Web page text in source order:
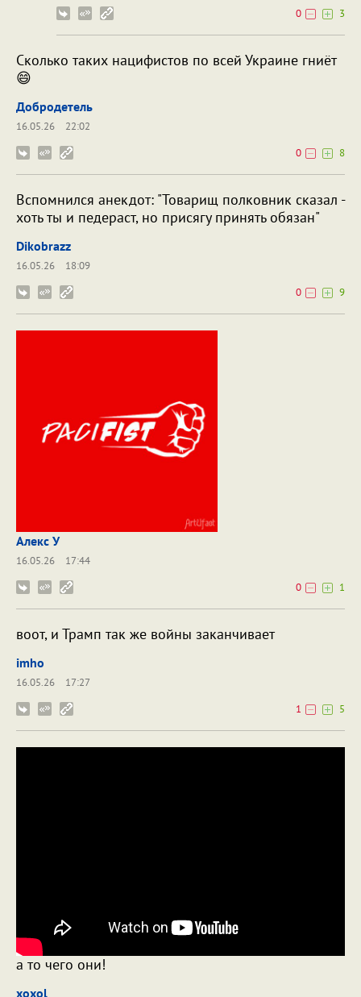
0
3
Сколько таких нацифистов по всей Украине гниёт
😄
Добродетель
16.05.26
22:02
0
8
Вспомнился анекдот: "Товарищ полковник сказал -
хоть ты и педераст, но присягу принять обязан"
Dikobrazz
16.05.26
18:09
0
9
Алекс У
16.05.26
17:44
0
1
воот, и Трамп так же войны заканчивает
imho
16.05.26
17:27
1
5
а то чего они!
xoxol